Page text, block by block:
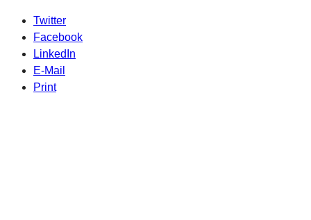
Twitter
Facebook
LinkedIn
E-Mail
Print